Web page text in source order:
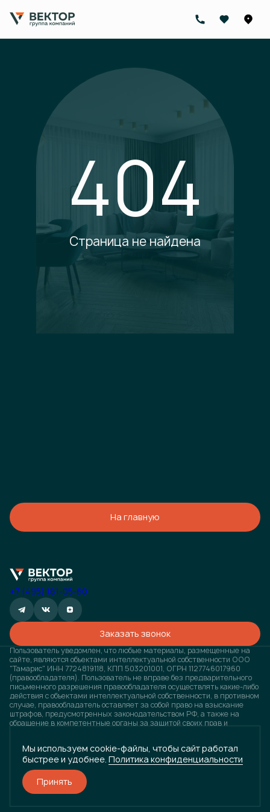
404
Страница не найдена
На главную
+7 (495) 181-05-60
Заказать звонок
Пользователь уведомлен, что любые материалы, размещенные на
сайте, являются объектами интеллектуальной собственности ООО
"Тамарис" ИНН 7724819118, КПП 503201001, ОГРН 1127746017960
(правообладателя). Пользователь не вправе без предварительного
письменного разрешения правообладателя осуществлять какие-либо
действия с объектами интеллектуальной собственности, в противном
случае, правообладатель оставляет за собой право на взыскание
штрафов, предусмотренных законодательством РФ, а также на
обращение в компетентные органы за защитой своих прав и
при каких условиях не является публичной офертой, определяемой
положениями статьи 437 ГК РФ. Визуализация проектов
предварительная, возможны изменения.
Разработано
ГРУППА КОМПАНИЙ «ВЕКТОР»
Мы используем cookie-файлы, чтобы сайт работал
быстрее и удобнее. Политика конфиденциальности
Принять